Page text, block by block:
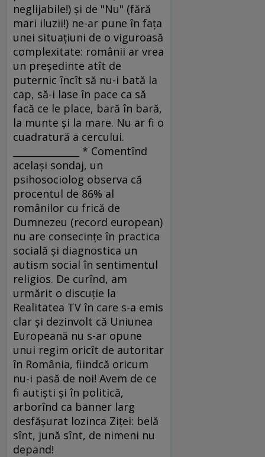
neglijabile!) şi de "Nu" (fără
mari iluzii!) ne-ar pune în faţa
unei situaţiuni de o viguroasă
complexitate: românii ar vrea
un preşedinte atît de
puternic încît să nu-i bată la
cap, să-i lase în pace ca să
facă ce le place, bară în bară,
la munte şi la mare. Nu ar fi o
cuadratură a cercului.
______________ * Comentînd
acelaşi sondaj, un
psihosociolog observa că
procentul de 86% al
românilor cu frică de
Dumnezeu (record european)
nu are consecinţe în practica
socială şi diagnostica un
autism social în sentimentul
religios. De curînd, am
urmărit o discuţie la
Realitatea TV în care s-a emis
clar şi dezinvolt că Uniunea
Europeană nu s-ar opune
unui regim oricît de autoritar
în România, fiindcă oricum
nu-i pasă de noi! Avem de ce
fi autişti şi în politică,
arborînd ca banner larg
desfăşurat lozinca Ziţei: belă
sînt, jună sînt, de nimeni nu
depand!